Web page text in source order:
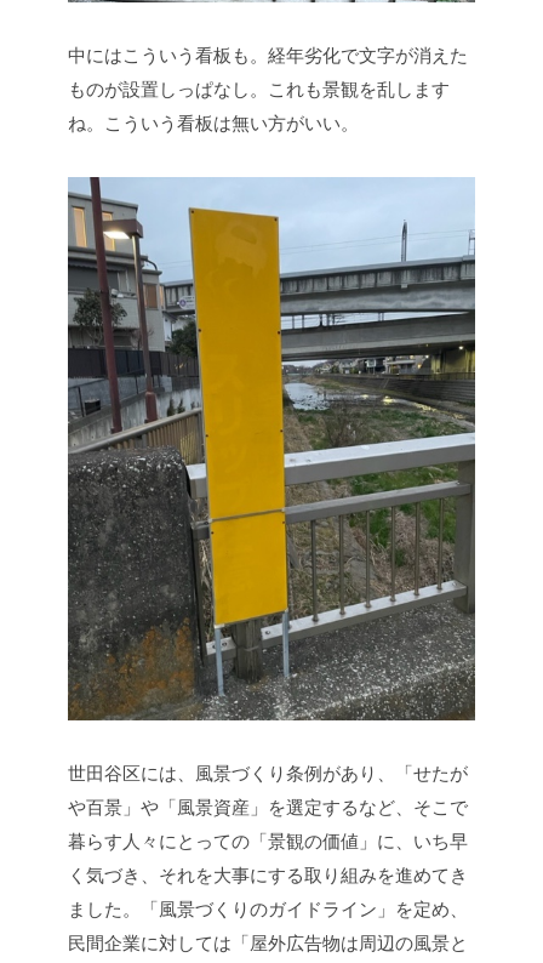
中にはこういう看板も。経年劣化で文字が消えた
ものが設置しっぱなし。これも景観を乱します
ね。こういう看板は無い方がいい。
世田谷区には、風景づくり条例があり、「せたが
や百景」や「風景資産」を選定するなど、そこで
暮らす人々にとっての「景観の価値」に、いち早
く気づき、それを大事にする取り組みを進めてき
ました。「風景づくりのガイドライン」を定め、
民間企業に対しては「屋外広告物は周辺の風景と